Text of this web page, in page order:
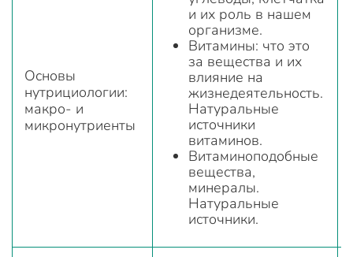
Основы
нутрициологии:
макро- и
микронутриенты
и их роль в нашем
организме.
Витамины: что это
за вещества и их
влияние на
жизнедеятельность.
Натуральные
источники
витаминов.
Витаминоподобные
вещества,
минералы.
Натуральные
источники.